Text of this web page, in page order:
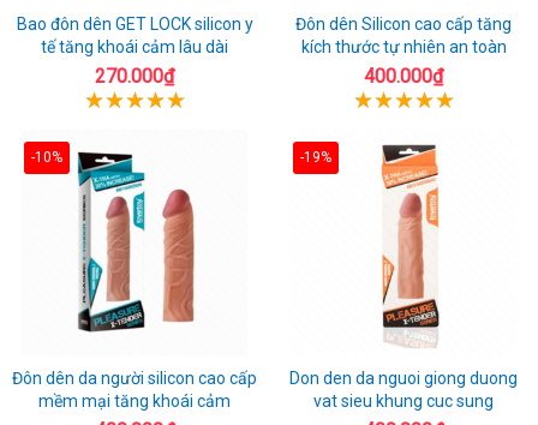
Bao đôn dên GET LOCK silicon y
tế tăng khoái cảm lâu dài
270.000₫
Đôn dên Silicon cao cấp tăng
kích thước tự nhiên an toàn
400.000₫
-10%
Đôn dên da người silicon cao cấp
mềm mại tăng khoái cảm
-19%
Don den da nguoi giong duong
vat sieu khung cuc sung